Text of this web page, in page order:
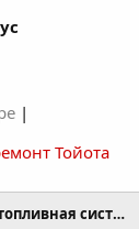
|
Тойота
Двигатель, трансмиссия, топливная система Toyota C